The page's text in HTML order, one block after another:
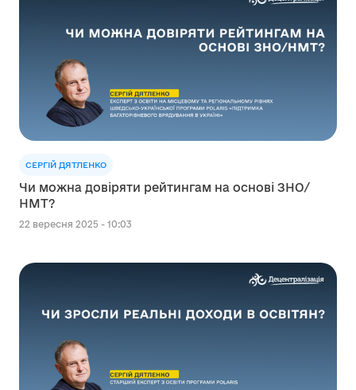
СЕРГІЙ ДЯТЛЕНКО
Чи можна довіряти рейтингам на основі ЗНО/
НМТ?
22 вересня 2025 - 10:03